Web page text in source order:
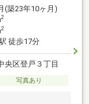
(築23年10ヶ月)
2
2
徒歩17分
央区登戸３丁目
写真あり